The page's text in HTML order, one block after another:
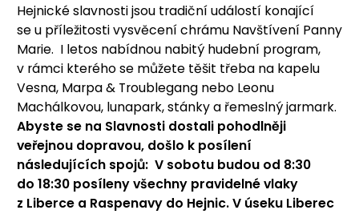
Hejnické slavnosti jsou tradiční událostí konající
se u příležitosti vysvěcení chrámu Navštívení Panny
Marie. I letos nabídnou nabitý hudební program,
v rámci kterého se můžete těšit třeba na kapelu
Vesna, Marpa & Troublegang nebo Leonu
Machálkovou, lunapark, stánky a řemeslný jarmark.
Abyste se na Slavnosti dostali pohodlněji
veřejnou dopravou, došlo k posílení
následujících spojů: V sobotu budou od 8:30
do 18:30 posíleny všechny pravidelné vlaky
z Liberce a Raspenavy do Hejnic. V úseku Liberec